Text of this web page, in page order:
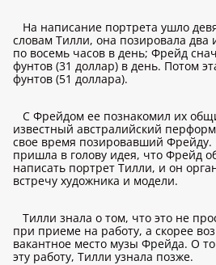
На написание портрета ушло
словам Тилли, она позировала два
по восемь часов в день; Фрейд
фунтов (31 доллар) в день. Потом
фунтов (51 доллара).
С Фрейдом ее познакомил их
известный австралийский
свое время позировавший
пришла в голову идея, что Фрейд
написать портрет Тилли, и он
встречу художника и модели.
Тилли знала о том, что это не
при приеме на работу, а скорее
вакантное место музы Фрейда. О
эту работу, Тилли узнала позже.